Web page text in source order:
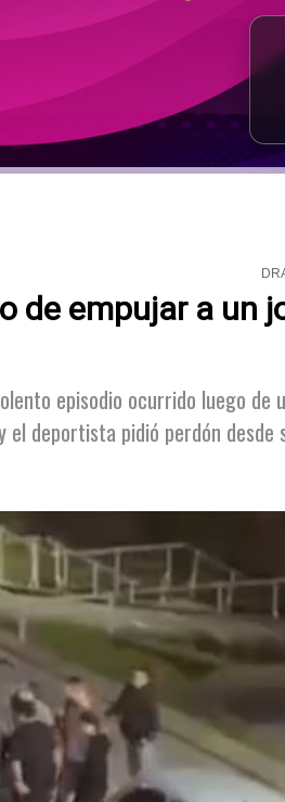
de empujar a un
episodio ocurrido luego de
deportista pidió perdón desde